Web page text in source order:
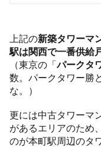
上記の新築タワーマ
駅は関西で一番供給
（東京の「パークタ
数。パークタワー勝
な。）
更には中古タワーマ
があるエリアのため
のが本町駅周辺のタ